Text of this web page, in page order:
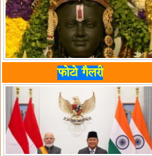
फोटो गैलरी